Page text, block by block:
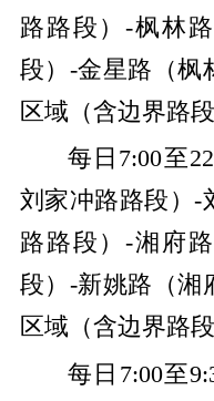
路路段）-枫林
段）-金星路（枫
区域（含边界路
每日7:00至
刘家冲路路段）-
路路段）-湘府
段）-新姚路（湘
区域（含边界路
每日7:00至